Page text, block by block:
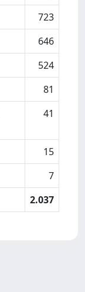
723
646
524
81
41
15
7
2.037